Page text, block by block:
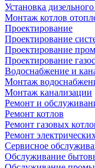
Установка дизельного
Монтаж котлов
Проектирование
Проектирование
Проектирование
Проектирование
Водоснабжение и
Монтаж
Монтаж канализации
Ремонт и
Ремонт котлов
Ремонт газовых
Ремонт
Сервисное
Обслуживание